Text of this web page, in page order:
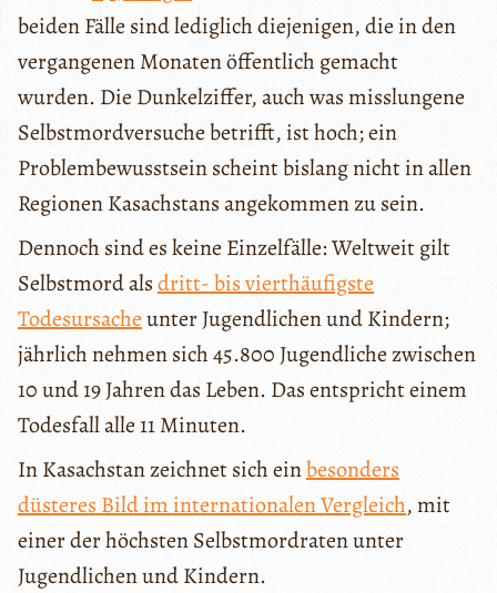
beiden Fälle sind lediglich diejenigen, die in den
vergangenen Monaten öffentlich gemacht
wurden. Die Dunkelziffer, auch was misslungene
Selbstmordversuche betrifft, ist hoch; ein
Problembewusstsein scheint bislang nicht in allen
Regionen Kasachstans angekommen zu sein.
Dennoch sind es keine Einzelfälle: Weltweit gilt
Selbstmord alsdritt- bis vierthäufigste
Todesursacheunter Jugendlichen und Kindern;
jährlich nehmen sich 45.800 Jugendliche zwischen
10 und 19 Jahren das Leben. Das entspricht einem
Todesfall alle 11 Minuten.
In Kasachstan zeichnet sich einbesonders
düsteres Bild im internationalen Vergleich, mit
einer der höchsten Selbstmordraten unter
Jugendlichen und Kindern.